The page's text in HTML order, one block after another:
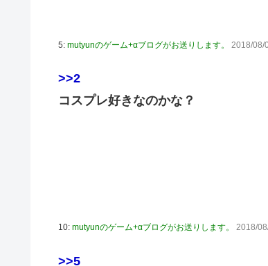
Juice=Juiceさん「TIF2026」で1位獲得ｷ
5: mutyunのゲーム+αブログがお送りします。 2018/08/
>>2
コスプレ好きなのかな？
10: mutyunのゲーム+αブログがお送りします。 2018/
>>5